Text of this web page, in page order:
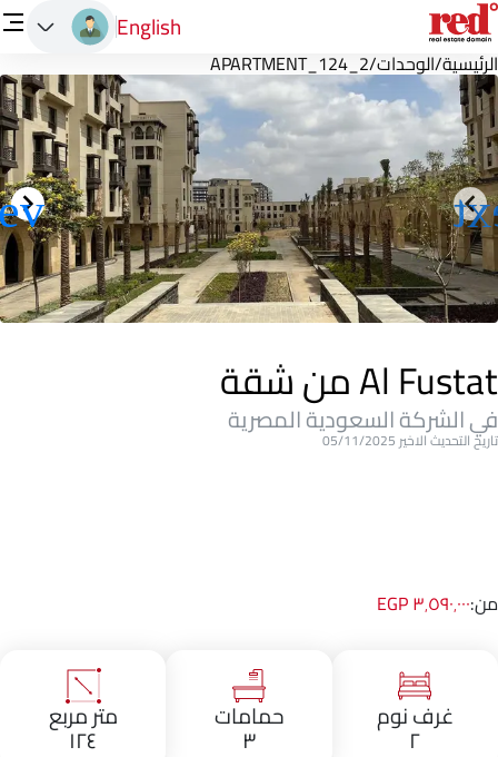
English
الرئيسية/الوحدات/
APARTMENT_124_2
Al Fustat من شقة
في الشركة السعودية المصرية
تاريخ التحديث الاخير 05/11/2025
من:٣٬٥٩٠٬٠٠٠ EGP
غرف نوم
٢
حمامات
٣
متر مربع
١٢٤